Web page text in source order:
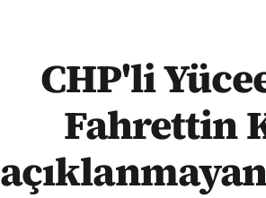
CHP'li
Fahrettin